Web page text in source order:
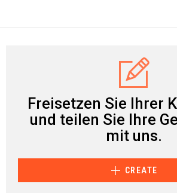
Freisetzen Sie Ihrer
und teilen Sie Ihre
mit uns.
CREATE